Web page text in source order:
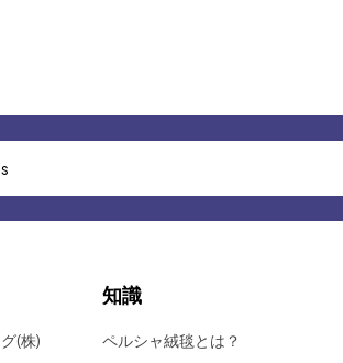
(株)
知識
ペルシャ絨毯とは？